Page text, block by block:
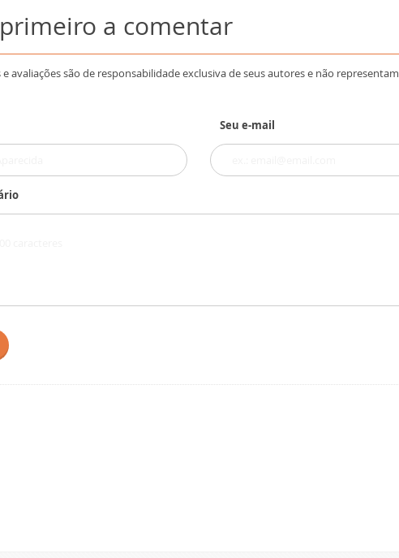
a comentar
avaliações são de responsabilidade exclusiva de seus autores e não
Seu e-mail